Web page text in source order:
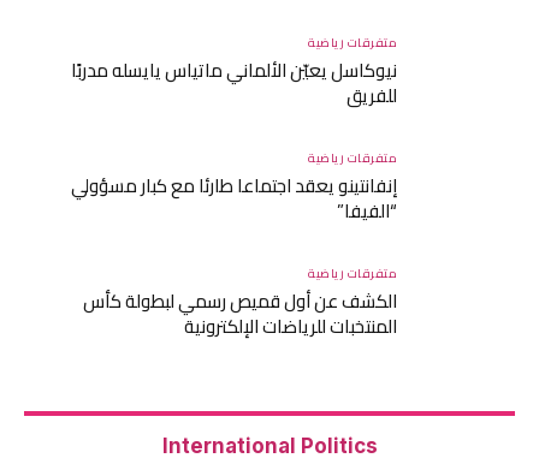
متفرقات رياضية
نيوكاسل يعيّن الألماني ماتياس يايسله مدربًا
للفريق
متفرقات رياضية
إنفانتينو يعقد اجتماعا طارئا مع كبار مسؤولي
“الفيفا”
متفرقات رياضية
الكشف عن أول قميص رسمي لبطولة كأس
المنتخبات للرياضات الإلكترونية
International Politics